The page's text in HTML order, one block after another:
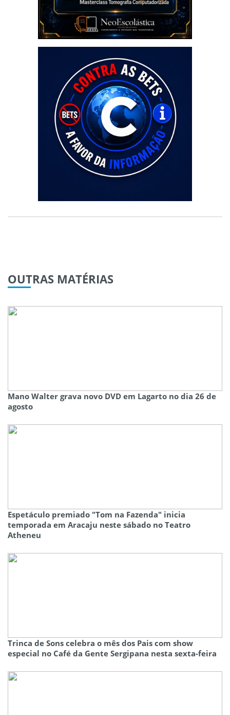
OUTRAS MATÉRIAS
Mano Walter grava novo DVD em Lagarto no dia 26 de
agosto
Espetáculo premiado "Tom na Fazenda" inicia
temporada em Aracaju neste sábado no Teatro
Atheneu
Trinca de Sons celebra o mês dos Pais com show
especial no Café da Gente Sergipana nesta sexta-feira